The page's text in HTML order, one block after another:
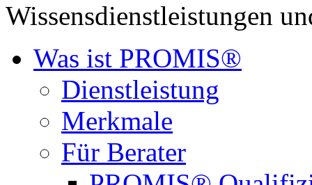
Wissensdienstleistungen
Was ist PROMIS®
Dienstleistung
Merkmale
Für Berater